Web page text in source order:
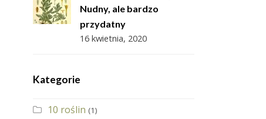
Nudny, ale bardzo
przydatny
16 kwietnia, 2020
Kategorie
10 roślin (1)